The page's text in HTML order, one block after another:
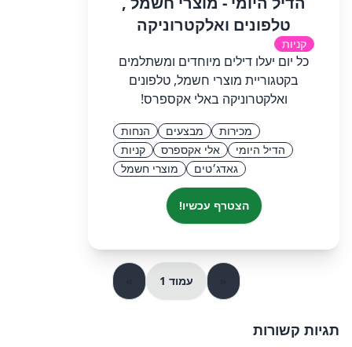
טלפונים ואלקטרוניקה
קניות
כל יום יעלו דילים מיוחדים ומשתלמים
בקטגוריית מוצרי חשמל, טלפונים
ואלקטרוניקה באלי אקספרס!
מכירות מבצעים
הנחות
הדיל היומי
אלי אקספרס
קניות
גאדג׳טים
מוצרי חשמל
הצטרף עכשיו!
עמוד 1
תגיות קשורות